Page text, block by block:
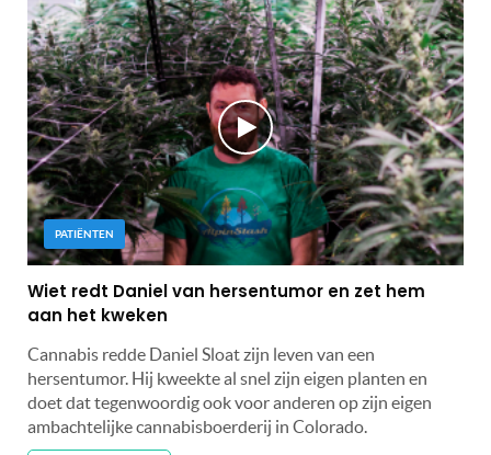
PATIËNTEN
Wiet redt Daniel van hersentumor en zet hem
aan het kweken
Cannabis redde Daniel Sloat zijn leven van een
hersentumor. Hij kweekte al snel zijn eigen planten en
doet dat tegenwoordig ook voor anderen op zijn eigen
ambachtelijke cannabisboerderij in Colorado.